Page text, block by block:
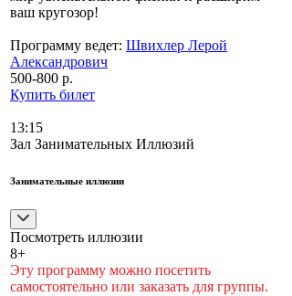
ваш кругозор!
Программу ведет: Швихлер Лерой
Александрович
500-800 р.
Купить билет
13:15
Зал Занимательных Иллюзий
Занимательные иллюзии
Посмотреть иллюзии
8+
Эту программу можно посетить
самостоятельно или заказать для группы.